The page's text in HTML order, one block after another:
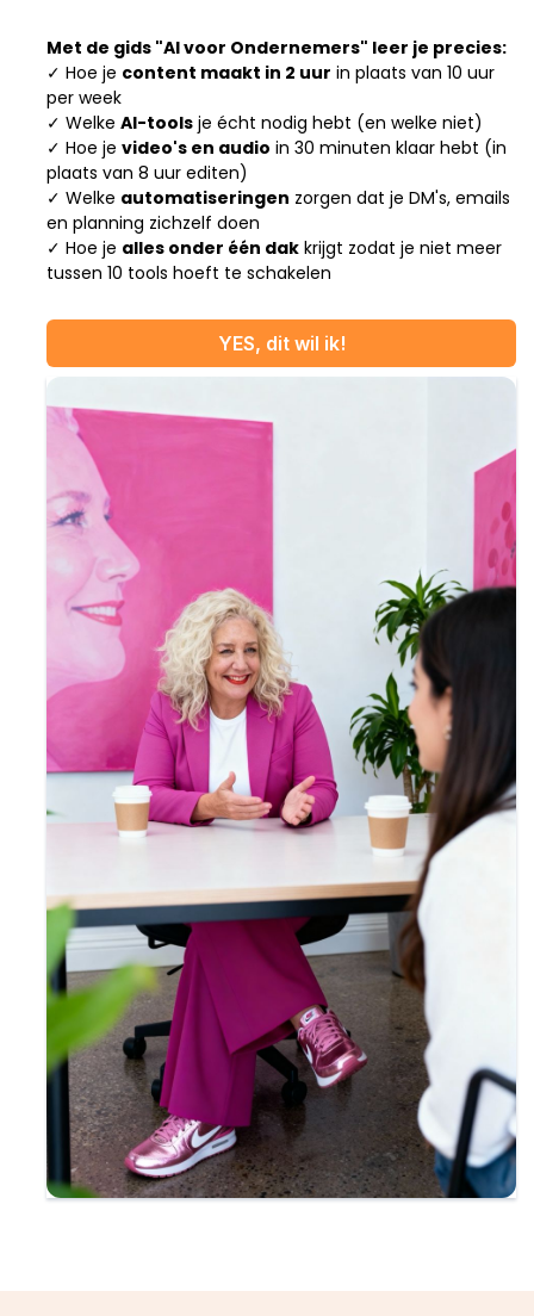
Met de gids "AI voor Ondernemers" leer je precies:
✓ Hoe je content maakt in 2 uur in plaats van 10 uur
per week
✓ Welke AI-tools je écht nodig hebt (en welke niet)
✓ Hoe je video's en audio in 30 minuten klaar hebt (in
plaats van 8 uur editen)
✓ Welke automatiseringen zorgen dat je DM's, emails
en planning zichzelf doen
✓ Hoe je alles onder één dak krijgt zodat je niet meer
tussen 10 tools hoeft te schakelen
YES, dit wil ik!